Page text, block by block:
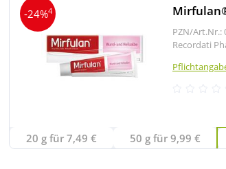
-24%4
PZN/Art.Nr.:
Recordati
20 g für 7,49 € 50 g für 9,99 €